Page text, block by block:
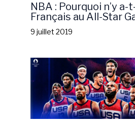
NBA : Pourquoi n’y a-
Français au All-Star
9 juillet 2019